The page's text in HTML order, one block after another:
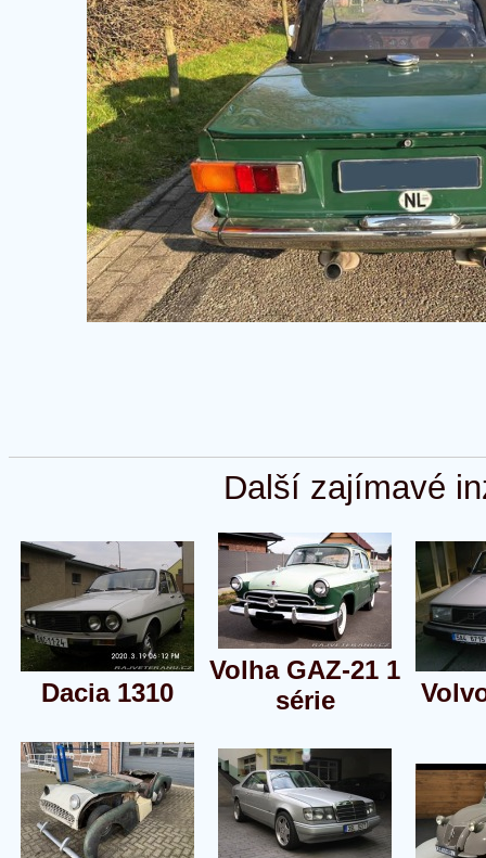
Další zajímavé
Dacia 1310
Volha GAZ-21 1
série